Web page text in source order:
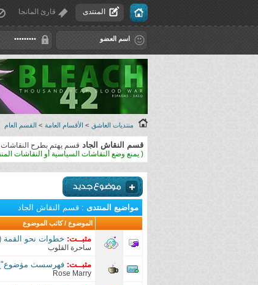
المنتدى قارئ المانجا
منتديات العاشق > الأقسام العامة > القسم العام
قسم النقاش الجاد قسم يهتم بطرح النقاشات
( يمنع وضع النقاشات السياسية أو النقاشات
مواضيع المنتدى : قسم النقاش الجاد
الموضوع /كاتب الموضوع
مثبــت: خطوات نحو القمة
ساحرة القلوب
مثبــت: فهرسسٺ
Rose Marry